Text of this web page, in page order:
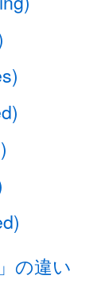
の違い